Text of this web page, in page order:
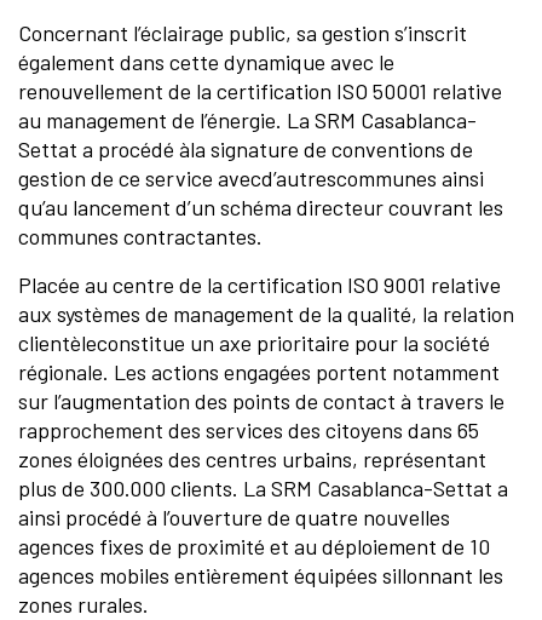
Concernant l’éclairage public, sa gestion s’inscrit
également dans cette dynamique avec le
renouvellement de la certification ISO 50001 relative
au management de l’énergie. La SRM Casablanca-
Settat a procédé àla signature de conventions de
gestion de ce service avecd’autrescommunes ainsi
qu’au lancement d’un schéma directeur couvrant les
communes contractantes.
Placée au centre de la certification ISO 9001 relative
aux systèmes de management de la qualité, la relation
clientèleconstitue un axe prioritaire pour la société
régionale. Les actions engagées portent notamment
sur l’augmentation des points de contact à travers le
rapprochement des services des citoyens dans 65
zones éloignées des centres urbains, représentant
plus de 300.000 clients. La SRM Casablanca-Settat a
ainsi procédé à l’ouverture de quatre nouvelles
agences fixes de proximité et au déploiement de 10
agences mobiles entièrement équipées sillonnant les
zones rurales.